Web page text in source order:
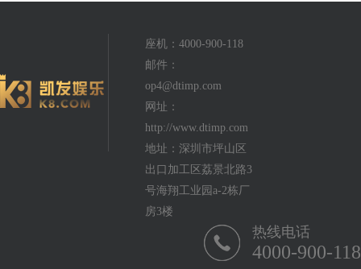
座机：4000-900-118
邮件：
op4@dtimp.com
网址：
http://www.dtimp.com
地址：深圳市坪山区
出口加工区荔景北路3
号海翔工业园a-2栋厂
房3楼
热线电话
4000-900-118